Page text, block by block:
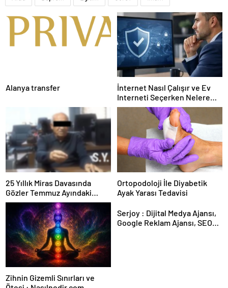
Alanya transfer
İnternet Nasıl Çalışır ve Ev
Interneti Seçerken Nelere
Dikkat Etmelisiniz
25 Yıllık Miras Davasında
Gözler Temmuz Ayındaki
Karar Duruşmasına Çevrildi
Ortopodoloji İle Diyabetik
Ayak Yarası Tedavisi
Zihnin Gizemli Sınırları ve
Serjoy : Dijital Medya Ajansı,
Google Reklam Ajansı, SEO